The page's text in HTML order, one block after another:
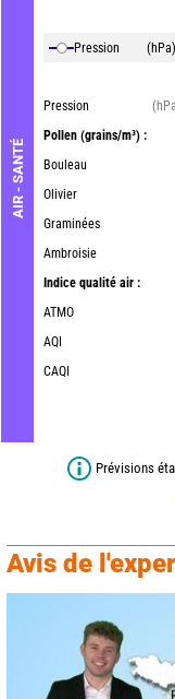
AIR - SANTÉ
Pression (hPa)
Pression
Pollen (grains/m³) :
Bouleau
Olivier
Graminées
Ambroisie
Indice qualité air :
ATMO
AQI
CAQI
Prévisions
Avis de